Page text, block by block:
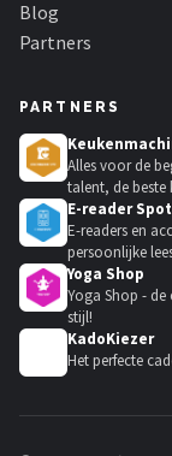
Blog
Partners
PARTNERS
Alles voor de
talent, de beste
E-reader Spot
E-readers en
persoonlijke
Yoga Shop
Yoga Shop -
stijl!
KadoKiezer
Het perfecte